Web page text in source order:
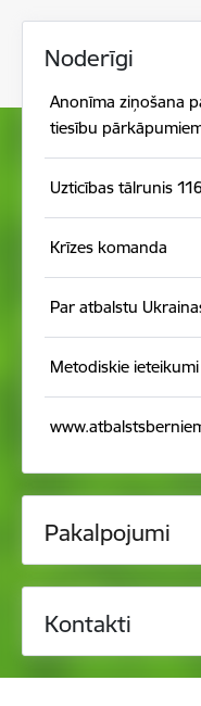
Noderīgi
Anonīma ziņošana
tiesību
Uzticības tālrunis
Krīzes komanda
Par atbalstu
Metodiskie
Pakalpojumi
Kontakti